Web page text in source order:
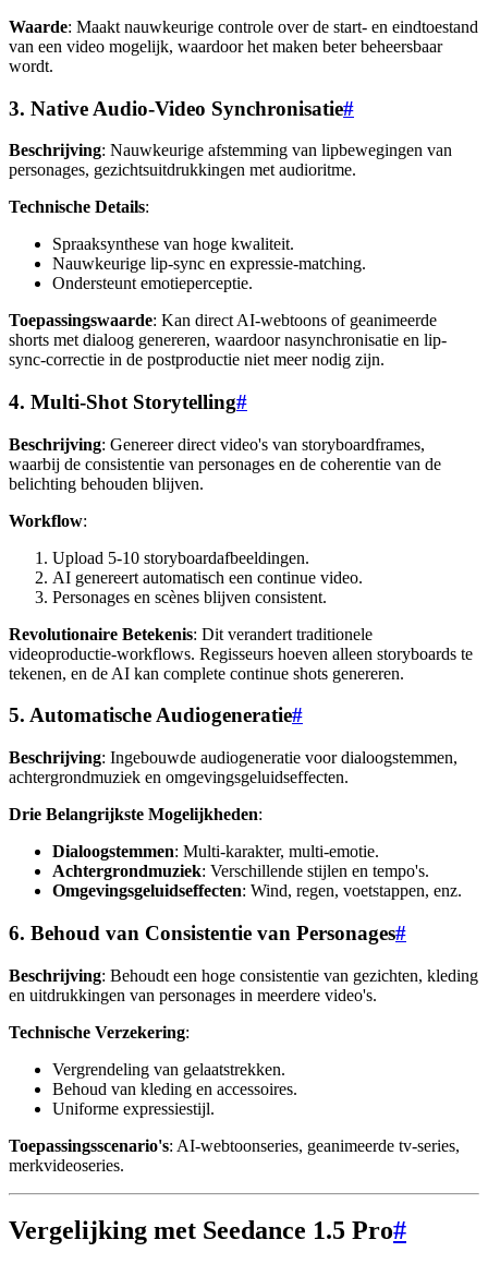
Waarde: Maakt nauwkeurige controle over de start- en eindtoestand
van een video mogelijk, waardoor het maken beter beheersbaar
wordt.
3. Native Audio-Video Synchronisatie#
Beschrijving: Nauwkeurige afstemming van lipbewegingen van
personages, gezichtsuitdrukkingen met audioritme.
Technische Details:
Spraaksynthese van hoge kwaliteit.
Nauwkeurige lip-sync en expressie-matching.
Ondersteunt emotieperceptie.
Toepassingswaarde: Kan direct AI-webtoons of geanimeerde
shorts met dialoog genereren, waardoor nasynchronisatie en lip-
sync-correctie in de postproductie niet meer nodig zijn.
4. Multi-Shot Storytelling#
Beschrijving: Genereer direct video's van storyboardframes,
waarbij de consistentie van personages en de coherentie van de
belichting behouden blijven.
Workflow:
Upload 5-10 storyboardafbeeldingen.
AI genereert automatisch een continue video.
Personages en scènes blijven consistent.
Revolutionaire Betekenis: Dit verandert traditionele
videoproductie-workflows. Regisseurs hoeven alleen storyboards te
tekenen, en de AI kan complete continue shots genereren.
5. Automatische Audiogeneratie#
Beschrijving: Ingebouwde audiogeneratie voor dialoogstemmen,
achtergrondmuziek en omgevingsgeluidseffecten.
Drie Belangrijkste Mogelijkheden:
Dialoogstemmen: Multi-karakter, multi-emotie.
Achtergrondmuziek: Verschillende stijlen en tempo's.
Omgevingsgeluidseffecten: Wind, regen, voetstappen, enz.
6. Behoud van Consistentie van Personages#
Beschrijving: Behoudt een hoge consistentie van gezichten, kleding
en uitdrukkingen van personages in meerdere video's.
Technische Verzekering:
Vergrendeling van gelaatstrekken.
Behoud van kleding en accessoires.
Uniforme expressiestijl.
Toepassingsscenario's: AI-webtoonseries, geanimeerde tv-series,
merkvideoseries.
Vergelijking met Seedance 1.5 Pro#